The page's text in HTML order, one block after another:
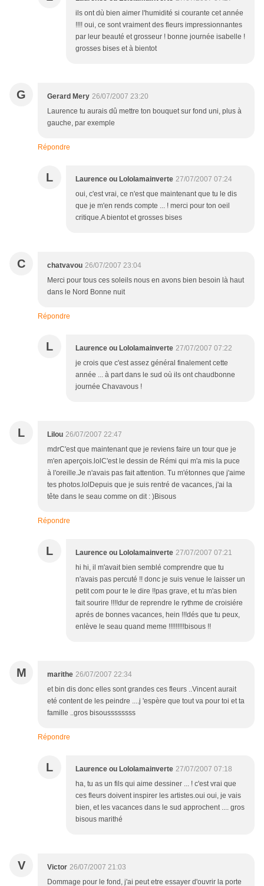
ils ont dù bien aimer l'humidité si courante cet année
!!!! oui, ce sont vraiment des fleurs impressionnantes
par leur beauté et grosseur ! bonne journée isabelle !
grosses bises et à bientot
G Gerard Mery 26/07/2007 23:20
Laurence tu aurais dû mettre ton bouquet sur fond uni, plus à
gauche, par exemple
Répondre
L Laurence ou Lololamainverte 27/07/2007 07:24
oui, c'est vrai, ce n'est que maintenant que tu le dis
que je m'en rends compte ... ! merci pour ton oeil
critique.A bientot et grosses bises
C chatvavou 26/07/2007 23:04
Merci pour tous ces soleils nous en avons bien besoin là haut
dans le Nord Bonne nuit
Répondre
L Laurence ou Lololamainverte 27/07/2007 07:22
je crois que c'est assez général finalement cette
année ... à part dans le sud où ils ont chaudbonne
journée Chavavous !
L Lilou 26/07/2007 22:47
mdrC'est que maintenant que je reviens faire un tour que je
m'en aperçois.lolC'est le dessin de Rémi qui m'a mis la puce
à l'oreille.Je n'avais pas fait attention. Tu m'étonnes que j'aime
tes photos.lolDepuis que je suis rentré de vacances, j'ai la
tête dans le seau comme on dit : )Bisous
Répondre
L Laurence ou Lololamainverte 27/07/2007 07:21
hi hi, il m'avait bien semblé comprendre que tu
n'avais pas percuté !! donc je suis venue le laisser un
petit com pour te le dire !!pas grave, et tu m'as bien
fait sourire !!!!dur de reprendre le rythme de croisiére
aprés de bonnes vacances, hein !!!dés que tu peux,
enlève le seau quand meme !!!!!!!!!bisous !!
M marithe 26/07/2007 22:34
et bin dis donc elles sont grandes ces fleurs ..Vincent aurait
eté content de les peindre ....j 'espère que tout va pour toi et ta
famille ..gros bisoussssssss
Répondre
L Laurence ou Lololamainverte 27/07/2007 07:18
ha, tu as un fils qui aime dessiner ... ! c'est vrai que
ces fleurs doivent inspirer les artistes.oui oui, je vais
bien, et les vacances dans le sud approchent .... gros
bisous marithé
V Victor 26/07/2007 21:03
Dommage pour le fond, j'ai peut etre essayer d'ouvrir la porte